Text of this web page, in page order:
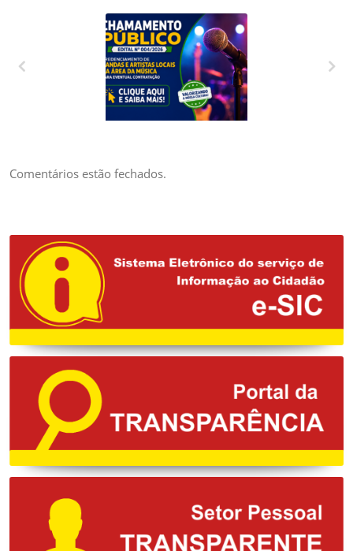
CREDENCIAMENTO
MÚSICA PARA
Comentários estão fechados.